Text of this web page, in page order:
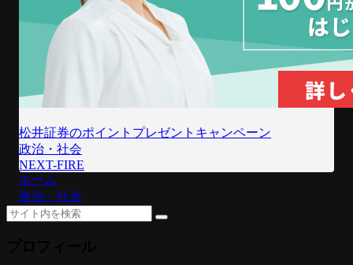
松井証券のポイントプレゼントキャンペーン
政治・社会
NEXT-FIRE
ホーム
政治・社会